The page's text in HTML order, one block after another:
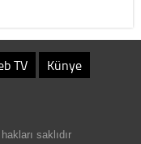
TV Künye
saklıdır